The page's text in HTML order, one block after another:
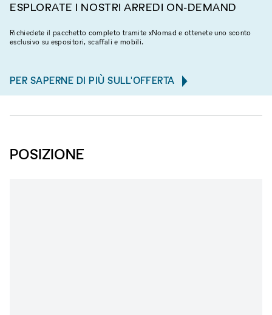
ESPLORATE I NOSTRI ARREDI ON-DEMAND
Richiedete il pacchetto completo tramite xNomad e ottenete uno sconto
esclusivo su espositori, scaffali e mobili.
PER SAPERNE DI PIÙ SULL'OFFERTA
POSIZIONE